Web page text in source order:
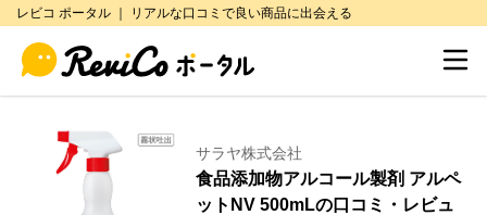
レビコ ポータル ｜ リアルな口コミで良い商品に出会える
サラヤ株式会社
食品添加物アルコール製剤 アルペ
ットNV 500mLの口コミ・レビュ